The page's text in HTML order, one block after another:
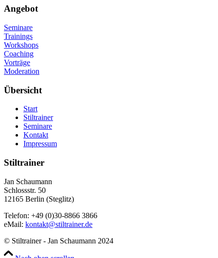
Angebot
Seminare
Trainings
Workshops
Coaching
Vorträge
Moderation
Übersicht
Start
Stiltrainer
Seminare
Kontakt
Impressum
Stiltrainer
Jan Schaumann
Schlossstr. 50
12165 Berlin (Steglitz)
Telefon: +49 (0)30-8866 3866
eMail: kontakt@stiltrainer.de
© Stiltrainer - Jan Schaumann 2024